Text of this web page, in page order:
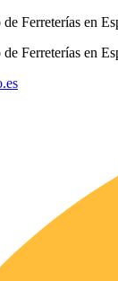
Ferreterías en
Ferreterías en